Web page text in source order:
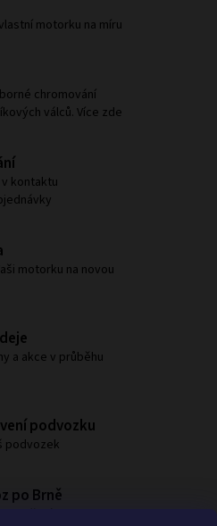
motorku na míru
chromování
válců. Více zde
v kontaktu
motorku na novou
a akce v průběhu
podvozku
podvozek
po Brně
doručení do 180 minut